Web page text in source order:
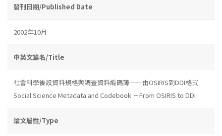
發刊日期/Published Date
2002年10月
中英文篇名/Title
社會科學後設資料規格與調查資料編碼簿——由OSIRIS到DDI格式
Social Science Metadata and Codebook －From OSIRIS to DDI
論文屬性/Type